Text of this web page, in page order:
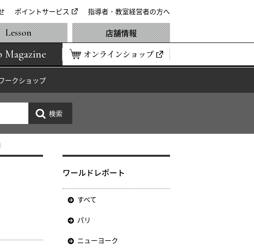
ポイントサービス 指導者・教室経営者の方へ
Magazine オンラインショップ
Lesson 店舗情報
ークショップ
ワールドレポート
すべて
パリ
ニューヨーク